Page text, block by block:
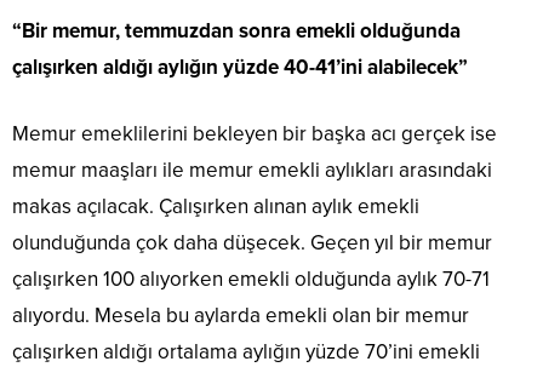
“Bir memur, temmuzdan sonra emekli olduğunda
çalışırken aldığı aylığın yüzde 40-41’ini alabilecek”
Memur emeklilerini bekleyen bir başka acı gerçek ise
memur maaşları ile memur emekli aylıkları arasındaki
makas açılacak. Çalışırken alınan aylık emekli
olunduğunda çok daha düşecek. Geçen yıl bir memur
çalışırken 100 alıyorken emekli olduğunda aylık 70-71
alıyordu. Mesela bu aylarda emekli olan bir memur
çalışırken aldığı ortalama aylığın yüzde 70’ini emekli